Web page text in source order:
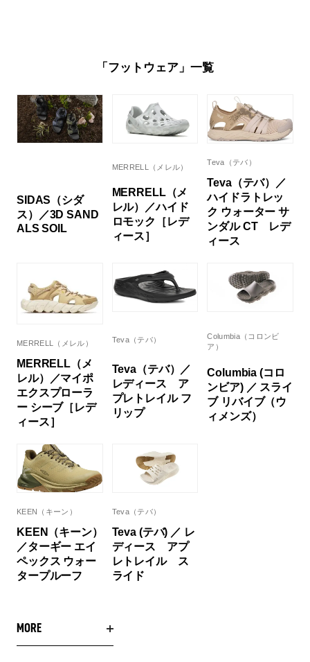
「フットウェア」一覧
SIDAS（シダ
ス）／3D SAND
ALS SOIL
MERRELL（メレル）
MERRELL（メ
レル）／ハイド
ロモック［レデ
ィース］
Teva（テバ）
Teva（テバ）／
ハイドラトレッ
ク ウォーター サ
ンダル CT レデ
ィース
MERRELL（メレル）
MERRELL（メ
レル）／マイポ
エクスプローラ
ー シーブ［レデ
ィース］
Teva（テバ）
Teva（テバ）／
レディース ア
プレトレイル フ
リップ
Columbia（コロンビ
ア）
Columbia (コロ
ンビア) ／ スライ
ブ リバイブ（ウ
ィメンズ）
KEEN（キーン）
KEEN（キーン）
／ターギー エイ
ペックス ウォー
タープルーフ
Teva（テバ）
Teva (テバ) ／ レ
ディース アプ
レトレイル ス
ライド
MORE